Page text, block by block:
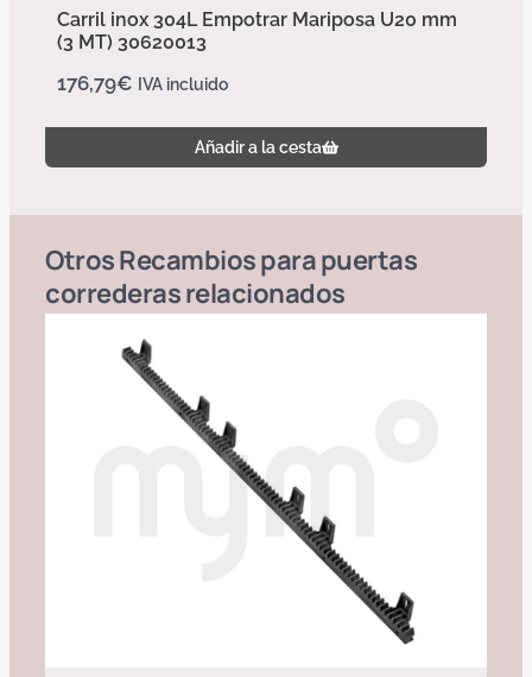
Carril inox 304L Empotrar Mariposa U20 mm
(3 MT) 30620013
176,79€ IVA incluido
Añadir a la cesta
OtrosRecambios para puertas
correderasrelacionados